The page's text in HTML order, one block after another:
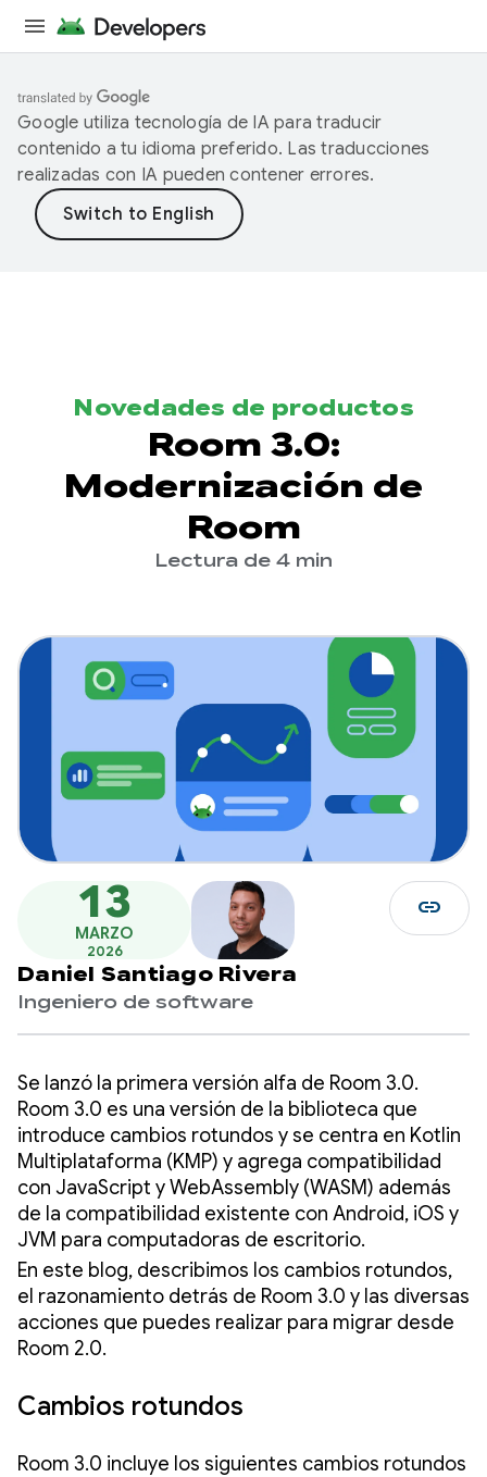
Google utiliza tecnología de IA para traducir
contenido a tu idioma preferido. Las traducciones
realizadas con IA pueden contener errores.
Novedades de productos
Room 3.0:
Modernización de
Room
Lectura de 4 min
13
MARZO
2026
Daniel Santiago Rivera
Ingeniero de software
link
Se lanzó la primera versión alfa de Room 3.0.
Room 3.0 es una versión de la biblioteca que
introduce cambios rotundos y se centra en Kotlin
Multiplataforma (KMP) y agrega compatibilidad
con JavaScript y WebAssembly (WASM) además
de la compatibilidad existente con Android, iOS y
JVM para computadoras de escritorio.
En este blog, describimos los cambios rotundos,
el razonamiento detrás de Room 3.0 y las diversas
acciones que puedes realizar para migrar desde
Room 2.0.
Cambios rotundos
Room 3.0 incluye los siguientes cambios rotundos